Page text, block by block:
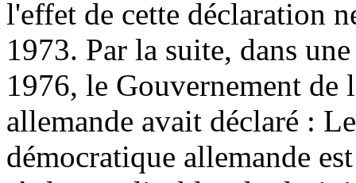
l'effet de cette déclaration
1973. Par la suite, dans
1976, le Gouvernement de
allemande avait déclaré :
démocratique allemande